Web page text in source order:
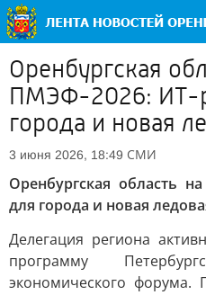
Оренбургская
ПМЭФ-2026: ИТ-
города и новая
3 июня 2026, 18:49 СМИ
Оренбургская область
для города и новая
Делегация региона
программу
экономического форума.